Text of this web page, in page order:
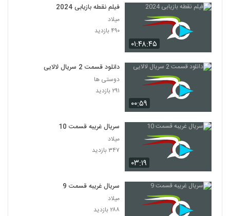
۰۱:۴۸:۴۵
فیلم نقطه بازیابی 2024
میلاد
۴۹۰ بازدید
۰۰:۵۹
دانلود قسمت 2 سریال لالایی
دوستی ها
۲۹۱ بازدید
۰۳:۱۹
سریال غریبه قسمت 10
میلاد
۳۴۷ بازدید
سریال غریبه قسمت 9
میلاد
۲۸۸ بازدید